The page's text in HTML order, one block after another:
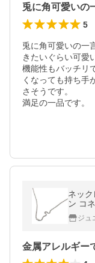
5
兎に角可愛いの一
きたいぐらい可愛
機能性もバッチリ
くなっても持ち手
さそうです。
満足の一品です。
ネッ
ン コ
アクジュ